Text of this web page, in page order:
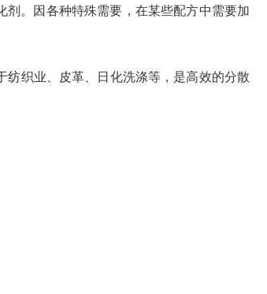
。因各种特殊需要，在某些配方中需要加
织业、皮革、日化洗涤等，是高效的分散